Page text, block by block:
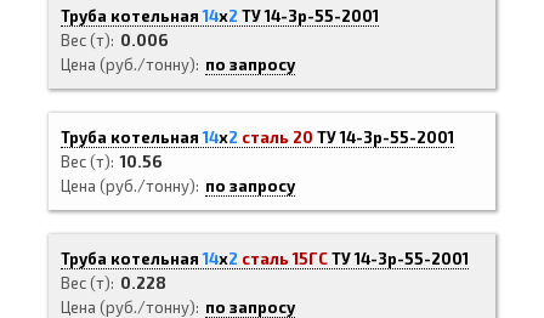
Труба котельная14х2 ТУ 14-3р-55-2001
Вес (т)
0.006
Цена (руб./тонну)
по запросу
Труба котельная14х2 сталь 20 ТУ 14-3р-55-2001
Вес (т) 10.56
Цена (руб./тонну)
по запросу
Труба котельная14х2 сталь 15ГСТУ 14-3р-55-2001
Вес (т)
0.228
Цена (руб./тонну)
по запросу